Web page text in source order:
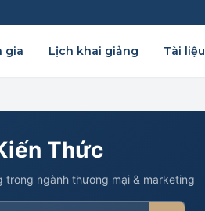
gia Lịch khai giảng Tài liệu
Thức
trong ngành thương mại & marketing